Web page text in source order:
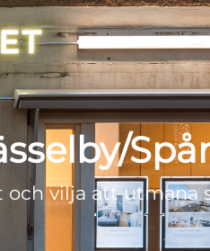
vilja att utmana